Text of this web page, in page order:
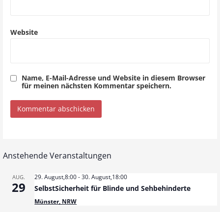
Website
Name, E-Mail-Adresse und Website in diesem Browser
für meinen nächsten Kommentar speichern.
Anstehende Veranstaltungen
AUG.
29
29. August,8:00-30. August,18:00
SelbstSicherheit für Blinde und Sehbehinderte
Münster, NRW